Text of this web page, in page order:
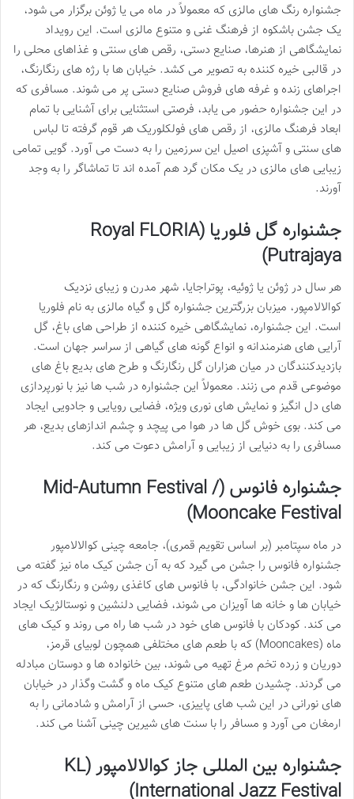
جشنواره رنگ های مالزی که معمولاً در ماه می یا ژوئن برگزار می شود،
یک جشن باشکوه از فرهنگ غنی و متنوع مالزی است. این رویداد
نمایشگاهی از هنرها، صنایع دستی، رقص های سنتی و غذاهای محلی را
در قالبی خیره کننده به تصویر می کشد. خیابان ها با رژه های رنگارنگ،
اجراهای زنده و غرفه های فروش صنایع دستی پر می شوند. مسافری که
در این جشنواره حضور می یابد، فرصتی استثنایی برای آشنایی با تمام
ابعاد فرهنگ مالزی، از رقص های فولکلوریک هر قوم گرفته تا لباس
های سنتی و آشپزی اصیل این سرزمین را به دست می آورد. گویی تمامی
زیبایی های مالزی در یک مکان گرد هم آمده اند تا تماشاگر را به وجد
آورند.
جشنواره گل فلوریا (Royal FLORIA
Putrajaya)
هر سال در ژوئن یا ژوئیه، پوتراجایا، شهر مدرن و زیبای نزدیک
کوالالامپور، میزبان بزرگترین جشنواره گل و گیاه مالزی به نام فلوریا
است. این جشنواره، نمایشگاهی خیره کننده از طراحی های باغ، گل
آرایی های هنرمندانه و انواع گونه های گیاهی از سراسر جهان است.
بازدیدکنندگان در میان هزاران گل رنگارنگ و طرح های بدیع باغ های
موضوعی قدم می زنند. معمولاً این جشنواره در شب ها نیز با نورپردازی
های دل انگیز و نمایش های نوری ویژه، فضایی رویایی و جادویی ایجاد
می کند. بوی خوش گل ها در هوا می پیچد و چشم اندازهای بدیع، هر
مسافری را به دنیایی از زیبایی و آرامش دعوت می کند.
جشنواره فانوس (Mid-Autumn Festival /
Mooncake Festival)
در ماه سپتامبر (بر اساس تقویم قمری)، جامعه چینی کوالالامپور
جشنواره فانوس را جشن می گیرد که به آن جشن کیک ماه نیز گفته می
شود. این جشن خانوادگی، با فانوس های کاغذی روشن و رنگارنگ که در
خیابان ها و خانه ها آویزان می شوند، فضایی دلنشین و نوستالژیک ایجاد
می کند. کودکان با فانوس های خود در شب ها راه می روند و کیک های
ماه (Mooncakes) که با طعم های مختلفی همچون لوبیای قرمز،
دوریان و زرده تخم مرغ تهیه می شوند، بین خانواده ها و دوستان مبادله
می گردند. چشیدن طعم های متنوع کیک ماه و گشت وگذار در خیابان
های نورانی در این شب های پاییزی، حسی از آرامش و شادمانی را به
ارمغان می آورد و مسافر را با سنت های شیرین چینی آشنا می کند.
جشنواره بین المللی جاز کوالالامپور (KL
International Jazz Festival)